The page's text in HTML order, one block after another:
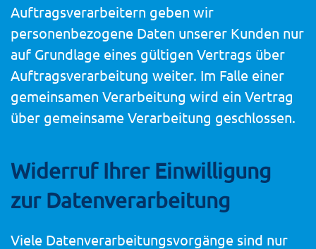
Auftragsverarbeitern geben wir
personenbezogene Daten unserer Kunden nur
auf Grundlage eines gültigen Vertrags über
Auftragsverarbeitung weiter. Im Falle einer
gemeinsamen Verarbeitung wird ein Vertrag
über gemeinsame Verarbeitung geschlossen.
Widerruf Ihrer Einwilligung
zur Datenverarbeitung
Viele Datenverarbeitungsvorgänge sind nur